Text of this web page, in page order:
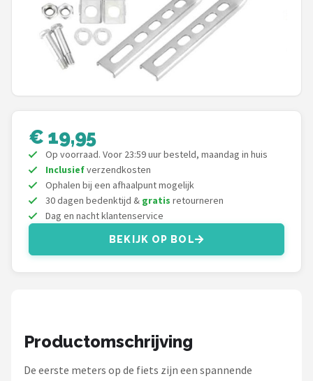
Mountainbikes
Shop
POPULAIRE MERKEN
Basil
Volare
ABUS
AXA
BBB Cycling
Voltano
Shimano
€ 19,95
Op voorraad. Voor 23:59 uur besteld, maandag in huis
Inclusiefverzendkosten
Ophalen bij een afhaalpunt mogelijk
30 dagen bedenktijd & gratis retourneren
Dag en nacht klantenservice
BEKIJK OP BOL
Productomschrijving
De eerste meters op de fiets zijn een spannende